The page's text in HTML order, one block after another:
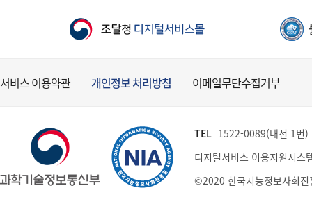
서비스 이용약관 개인정보 처리방침 이메일무단수집거부
TEL 1522-0089(내선 1번
디지털서비스 이용지원시스
©2020 한국지능정보사회진